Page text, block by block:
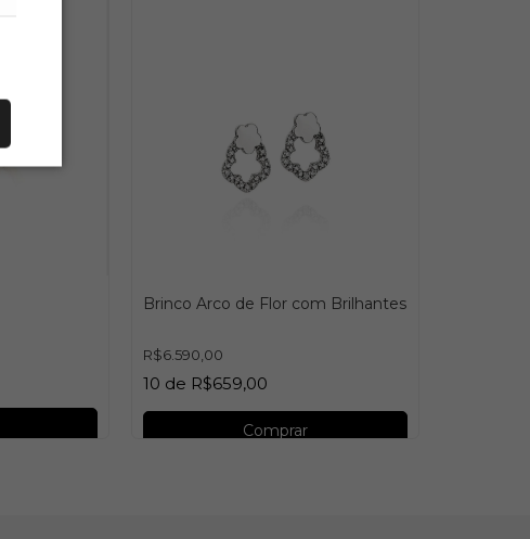
Brinco Arco de Flor com Brilhantes
R$6.590,00
10 de R$659,00
Comprar